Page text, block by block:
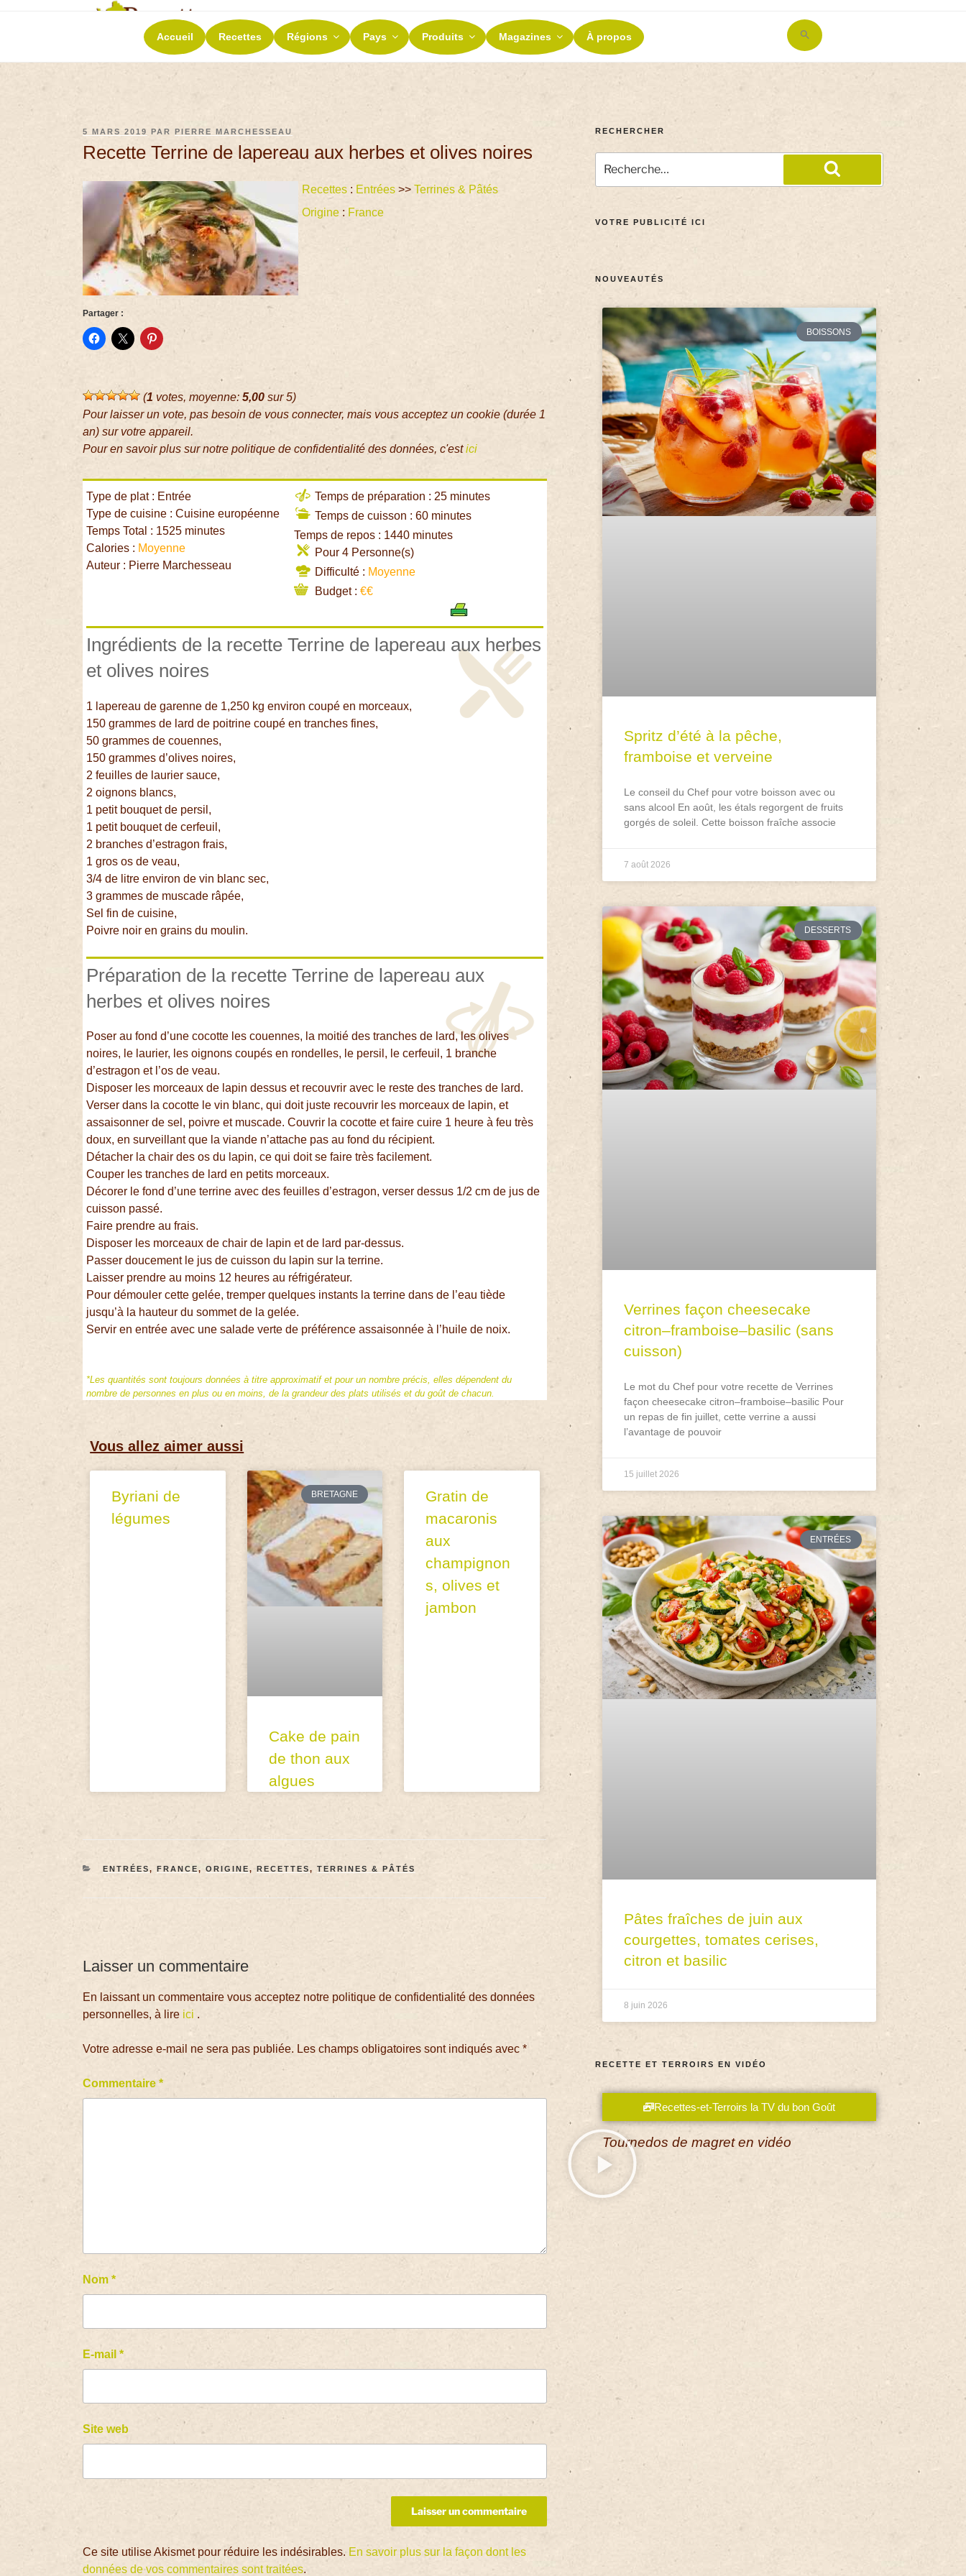
RECETTES ET TERROIRS
La richesse de nos terroirs
Accueil Recettes Régions Pays Produits Magazines À propos
Search
for:
5 MARS 2019 PARPIERRE MARCHESSEAU
Recette Terrine de lapereau aux herbes et olives noires
Recettes : Entrées >>Terrines & Pâtés
Origine : France
Partager :
(1 votes, moyenne:5,00 sur 5)
Pour laisser un vote, pas besoin de vous connecter, mais vous acceptez un cookie (durée 1
an) sur votre appareil.
Pour en savoir plus sur notre politique de confidentialité des données, c'estici
Type de plat : Entrée
Type de cuisine : Cuisine européenne
Temps Total : 1525 minutes
Calories : Moyenne
Auteur : Pierre Marchesseau
Temps de préparation : 25 minutes
Temps de cuisson : 60 minutes
Temps de repos : 1440 minutes
Pour 4 Personne(s)
Difficulté : Moyenne
Budget :€€
Ingrédients de la recette Terrine de lapereau aux herbes
et olives noires
1 lapereau de garenne de 1,250 kg environ coupé en morceaux,
150 grammes de lard de poitrine coupé en tranches fines,
50 grammes de couennes,
150 grammes d’olives noires,
2 feuilles de laurier sauce,
2 oignons blancs,
1 petit bouquet de persil,
1 petit bouquet de cerfeuil,
2 branches d’estragon frais,
1 gros os de veau,
3/4 de litre environ de vin blanc sec,
3 grammes de muscade râpée,
Sel fin de cuisine,
Poivre noir en grains du moulin.
Préparation de la recette Terrine de lapereau aux
herbes et olives noires
Poser au fond d’une cocotte les couennes, la moitié des tranches de lard, les olives
noires, le laurier, les oignons coupés en rondelles, le persil, le cerfeuil, 1 branche
d’estragon et l’os de veau.
Disposer les morceaux de lapin dessus et recouvrir avec le reste des tranches de lard.
Verser dans la cocotte le vin blanc, qui doit juste recouvrir les morceaux de lapin, et
assaisonner de sel, poivre et muscade. Couvrir la cocotte et faire cuire 1 heure à feu très
doux, en surveillant que la viande n’attache pas au fond du récipient.
Détacher la chair des os du lapin, ce qui doit se faire très facilement.
Couper les tranches de lard en petits morceaux.
Décorer le fond d’une terrine avec des feuilles d’estragon, verser dessus 1/2 cm de jus de
cuisson passé.
Faire prendre au frais.
Disposer les morceaux de chair de lapin et de lard par-dessus.
Passer doucement le jus de cuisson du lapin sur la terrine.
Laisser prendre au moins 12 heures au réfrigérateur.
Pour démouler cette gelée, tremper quelques instants la terrine dans de l’eau tiède
jusqu’à la hauteur du sommet de la gelée.
Servir en entrée avec une salade verte de préférence assaisonnée à l’huile de noix.
*Les quantités sont toujours données à titre approximatif et pour un nombre précis, elles dépendent du
nombre de personnes en plus ou en moins, de la grandeur des plats utilisés et du goût de chacun.
Vous allez aimer aussi
Byriani de
légumes
BRETAGNE
Cake de pain
de thon aux
algues
Gratin de
macaronis
aux
champignon
s, olives et
jambon
ENTRÉES, FRANCE, ORIGINE, RECETTES, TERRINES & PÂTÉS
Laisser un commentaire
En laissant un commentaire vous acceptez notre politique de confidentialité des données
personnelles, à lire ici .
Votre adresse e-mail ne sera pas publiée. Les champs obligatoires sont indiqués avec*
Commentaire*
Nom*
E-mail*
Site web
Ce site utilise Akismet pour réduire les indésirables. En savoir plus sur la façon dont les
données de vos commentaires sont traitées.
RECHERCHER
VOTRE PUBLICITÉ ICI
NOUVEAUTÉS
BOISSONS
Spritz d’été à la pêche,
framboise et verveine
Le conseil du Chef pour votre boisson avec ou
sans alcool En août, les étals regorgent de fruits
gorgés de soleil. Cette boisson fraîche associe
7 août 2026
DESSERTS
Verrines façon cheesecake
citron–framboise–basilic (sans
cuisson)
Le mot du Chef pour votre recette de Verrines
façon cheesecake citron–framboise–basilic Pour
un repas de fin juillet, cette verrine a aussi
l’avantage de pouvoir
15 juillet 2026
ENTRÉES
Pâtes fraîches de juin aux
courgettes, tomates cerises,
citron et basilic
8 juin 2026
RECETTE ET TERROIRS EN VIDÉO
Recettes-et-Terroirs la TV du bon Goût
Tournedos de magret en vidéo